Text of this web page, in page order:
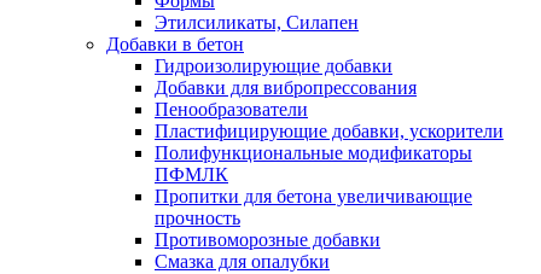
Этилсиликаты, Силапен
Добавки в бетон
Гидроизолирующие добавки
Добавки для вибропрессования
Пенообразователи
Пластифицирующие добавки, ускорители
Полифункциональные модификаторы
ПФМЛК
Пропитки для бетона увеличивающие
прочность
Противоморозные добавки
Смазка для опалубки